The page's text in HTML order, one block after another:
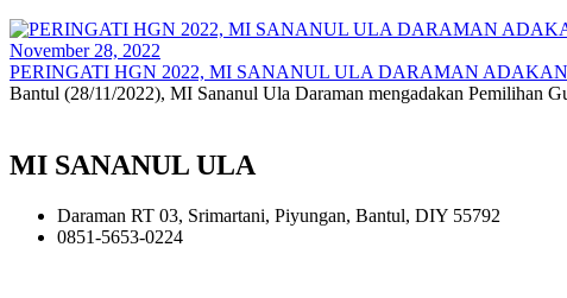
November 28, 2022
PERINGATI HGN 2022, MI SANANUL ULA DARAMAN
Bantul (28/11/2022), MI Sananul Ula Daraman mengadakan Pemilihan
MI SANANUL ULA
Daraman RT 03, Srimartani, Piyungan, Bantul, DIY 55792
0851-5653-0224